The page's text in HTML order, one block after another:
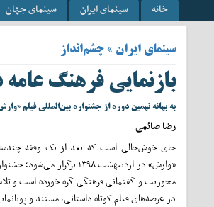
خانه سینمای ایران سینمای جهان
سینمای ایران » چشم‌انداز
بازنمایی فرهنگ عامه
به بهانه نهمین دوره از جشنواره بین‌المللی فیلم
رضا صائمی
جای خوش‌حالی است که بعد از یک وقفه
«وارش» در اردیبهشت ۱۳۹۸
محوریت و گفتمانی فرهنگی گره خورده است و
در عرصه‌های فیلم کوتاه داستانی، مستند و